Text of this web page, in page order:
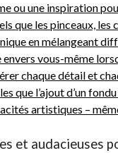
ou une inspiration
que les pinceaux,
en mélangeant
vous-même
chaque détail et
que l’ajout d’un
artistiques –
et audacieuses